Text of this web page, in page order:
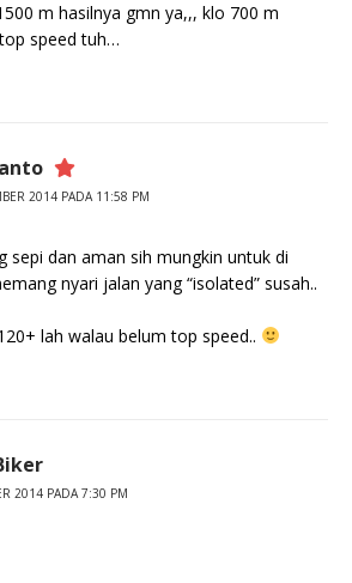
m hasilnya gmn ya,,, klo 700 m
speed tuh…
2014 PADA 11:58 PM
sepi dan aman sih mungkin untuk di
nyari jalan yang “isolated” susah..
lah walau belum top speed..
2014 PADA 7:30 PM